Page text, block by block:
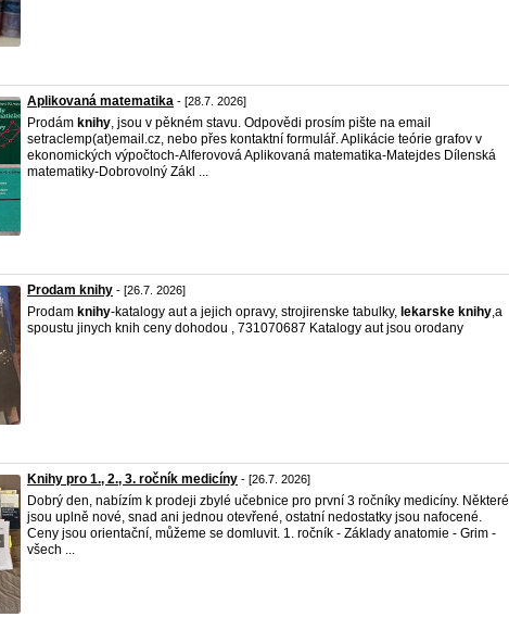
Aplikovaná matematika - [28.7. 2026]
Prodám knihy, jsou v pěkném stavu. Odpovědi prosím pište na email
setraclemp(at)email.cz, nebo přes kontaktní formulář. Aplikácie teórie grafov v
ekonomických výpočtoch-Alferovová Aplikovaná matematika-Matejdes Dílenská
matematiky-Dobrovolný Zákl ...
Prodam knihy - [26.7. 2026]
Prodam knihy-katalogy aut a jejich opravy, strojirenske tabulky, lekarske knihy,a
spoustu jinych knih ceny dohodou , 731070687 Katalogy aut jsou orodany
Knihy pro 1., 2., 3. ročník medicíny - [26.7. 2026]
Dobrý den, nabízím k prodeji zbylé učebnice pro první 3 ročníky medicíny. Některé
jsou uplně nové, snad ani jednou otevřené, ostatní nedostatky jsou nafocené.
Ceny jsou orientační, můžeme se domluvit. 1. ročník - Základy anatomie - Grim -
všech ...